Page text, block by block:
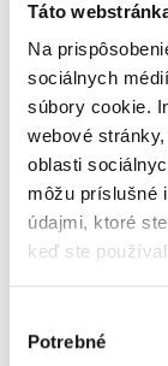
Táto
Na
sociálnych
súbory cookie.
webové
oblasti
môžu príslušné
údajmi, ktoré
keď ste
súhlasu
Potrebné
149,00 €
141,90 €
analýzy
bohatá